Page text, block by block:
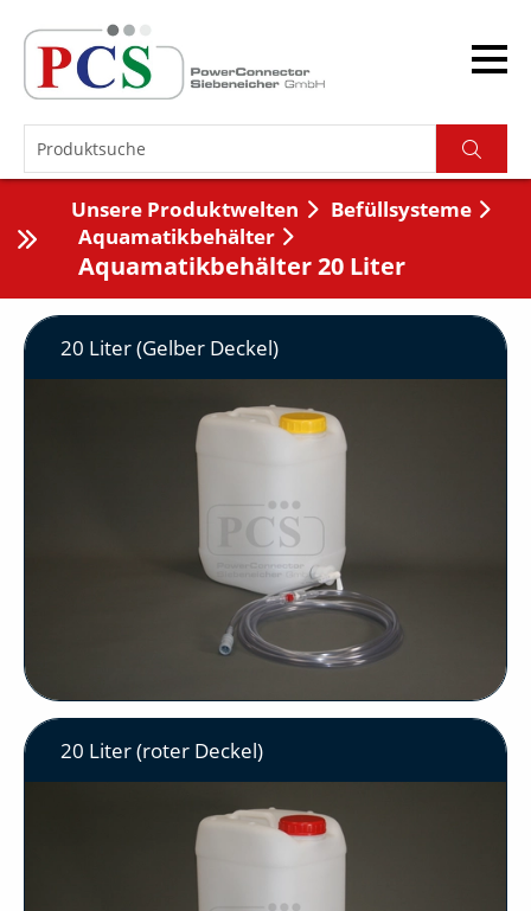
Unsere Produktwelten
Befüllsysteme
Aquamatikbehälter
Aquamatikbehälter 20 Liter
20 Liter (Gelber Deckel)
20 Liter (roter Deckel)